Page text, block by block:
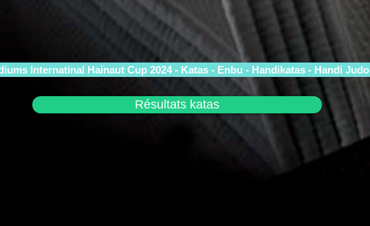
Internatinal Hainaut Cup 2024 - Katas - Enbu - Handikatas - Handi Judo
Résultats katas